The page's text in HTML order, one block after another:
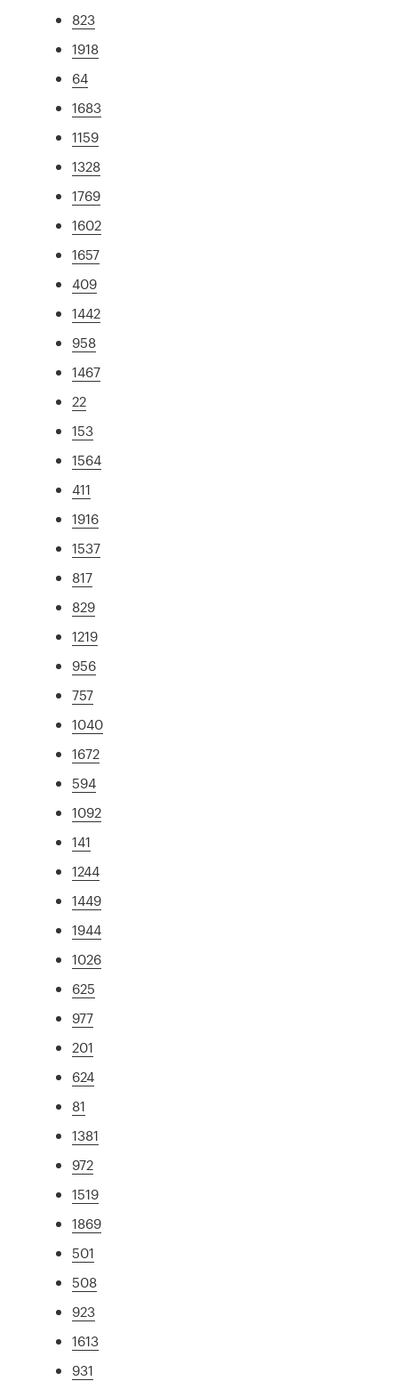
823
1918
64
1683
1159
1328
1769
1602
1657
409
1442
958
1467
22
153
1564
411
1916
1537
817
829
1219
956
757
1040
1672
594
1092
141
1244
1449
1944
1026
625
977
201
624
81
1381
972
1519
1869
501
508
923
1613
931